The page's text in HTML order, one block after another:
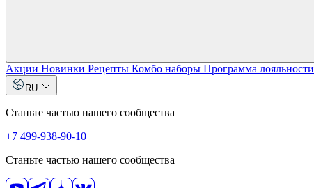
Акции Новинки Рецепты Комбо наборы Программа лояльности
RU
Станьте частью нашего сообщества
+7 499-938-90-10
Станьте частью нашего сообщества